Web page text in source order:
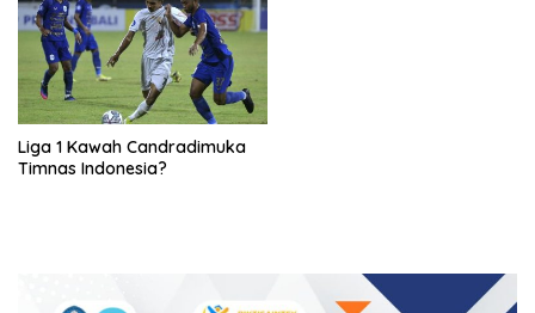
Liga 1 Kawah Candradimuka
Timnas Indonesia?